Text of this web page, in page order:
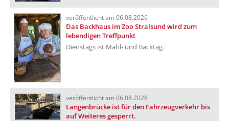
veröffentlicht am 06.08.2026
Das Backhaus im Zoo Stralsund wird zum
lebendigen Treffpunkt
Dienstags ist Mahl- und Backtag.
veröffentlicht am 06.08.2026
Langenbrücke ist für den Fahrzeugverkehr bis
auf Weiteres gesperrt.